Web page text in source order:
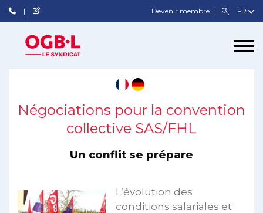
Devenir membre
Négociations pour la convention
collective SAS/FHL
Un conflit se prépare
L’évolution des
conditions salariales et